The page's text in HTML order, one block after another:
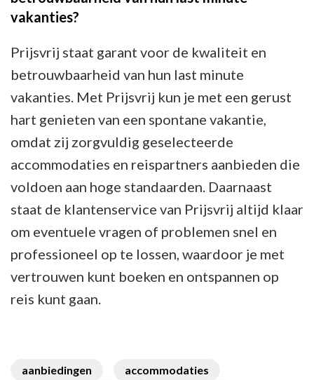
vakanties?
Prijsvrij staat garant voor de kwaliteit en
betrouwbaarheid van hun last minute
vakanties. Met Prijsvrij kun je met een gerust
hart genieten van een spontane vakantie,
omdat zij zorgvuldig geselecteerde
accommodaties en reispartners aanbieden die
voldoen aan hoge standaarden. Daarnaast
staat de klantenservice van Prijsvrij altijd klaar
om eventuele vragen of problemen snel en
professioneel op te lossen, waardoor je met
vertrouwen kunt boeken en ontspannen op
reis kunt gaan.
aanbiedingen
accommodaties